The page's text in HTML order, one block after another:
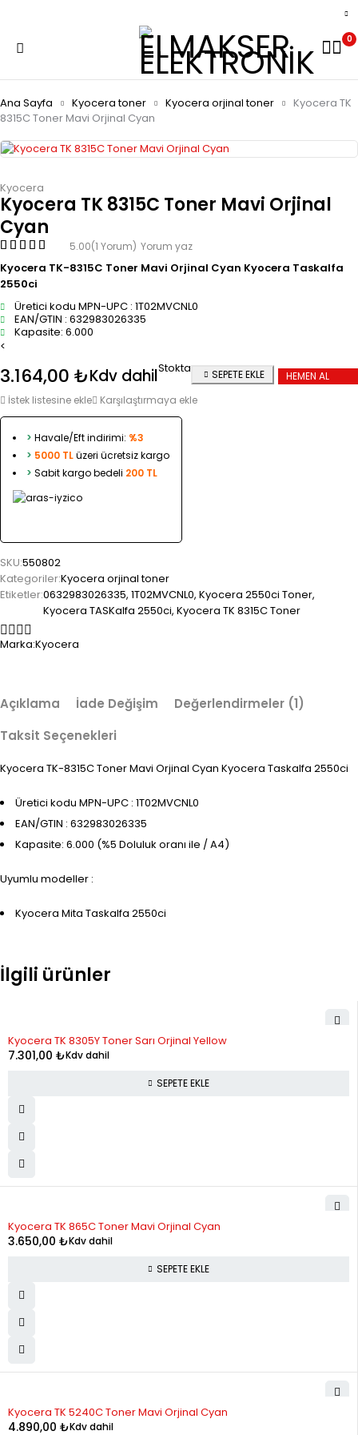
0
Ana Sayfa Kyocera toner Kyocera orjinal toner
Kyocera TK
8315C Toner Mavi Orjinal Cyan
Kyocera
Kyocera TK 8315C Toner Mavi Orjinal
Cyan
5.00(1 Yorum) Yorum yaz
Kyocera TK-8315C Toner Mavi Orjinal Cyan Kyocera Taskalfa
2550ci
Üretici kodu MPN-UPC : 1T02MVCNL0
EAN/GTIN : 632983026335
Kapasite: 6.000
<
3.164,00 ₺Kdv dahilStokta SEPETE EKLE
HEMEN AL
İstek listesine ekle
Karşılaştırmaya ekle
> Havale/Eft indirimi: %3
> 5000 TLüzeri ücretsiz kargo
> Sabit kargo bedeli 200 TL
SKU:550802
Kategoriler:Kyocera orjinal toner
Etiketler:0632983026335, 1T02MVCNL0, Kyocera 2550ci Toner,
Kyocera TASKalfa 2550ci, Kyocera TK 8315C Toner
Marka:Kyocera
Açıklama İade Değişim
Değerlendirmeler (1)
Taksit Seçenekleri
Kyocera TK-8315C Toner Mavi Orjinal Cyan Kyocera Taskalfa 2550ci
Üretici kodu MPN-UPC : 1T02MVCNL0
EAN/GTIN : 632983026335
Kapasite: 6.000 (%5 Doluluk oranı ile / A4)
Uyumlu modeller :
Kyocera Mita Taskalfa 2550ci
İlgili ürünler
Kyocera TK 8305Y Toner Sarı Orjinal Yellow
7.301,00 ₺Kdv dahil
SEPETE EKLE
Kyocera TK 865C Toner Mavi Orjinal Cyan
3.650,00 ₺Kdv dahil
SEPETE EKLE
Kyocera TK 5240C Toner Mavi Orjinal Cyan
4.890,00 ₺Kdv dahil